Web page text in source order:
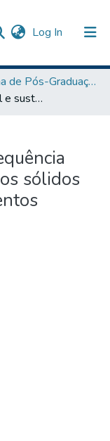
Log In (current)
Programa de Pós-Graduação em Ensino
Educação ambiental e sustentabilidade: uma sequência pedagógica sobre resíduos sólidos pautadas nos três momentos pedagógicos
sólidos